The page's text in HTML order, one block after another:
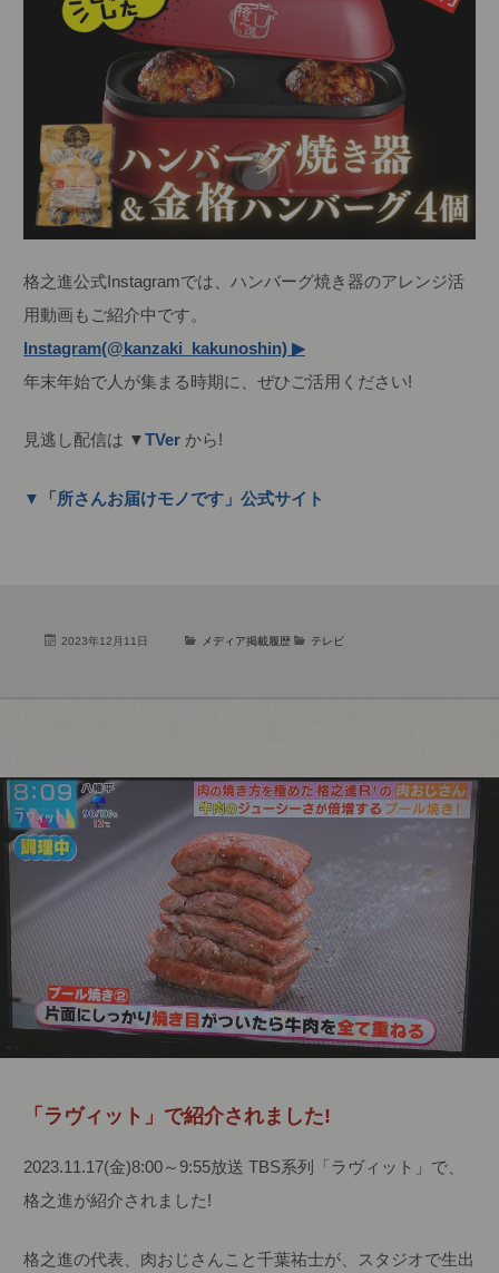
格之進公式Instagramでは、ハンバーグ焼き器のアレンジ活
用動画もご紹介中です。
Instagram(@kanzaki_kakunoshin) ▶
年末年始で人が集まる時期に、ぜひご活用ください!
見逃し配信は ▼TVer から!
▼「所さんお届けモノです」公式サイト
2023年12月11日 メディア掲載履歴 テレビ
「ラヴィット」で紹介されました!
2023.11.17(金)8:00～9:55放送 TBS系列「ラヴィット」で、
格之進が紹介されました!
格之進の代表、肉おじさんこと千葉祐士が、スタジオで生出